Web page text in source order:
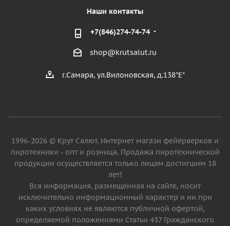
Наши контакты
+7(846)274-74-74
shop@krutsalut.ru
г.Самара, ул.Вилоновская, д.138"Е"
1996-2026 © Крут Салют. Интернет магази фейерверков и
пиротехники - опт и розница. Продажа пиротехнической
продукции осуществляется только лицам достигшим 18
лет!
Вся информация, размещенная на сайте, носит
исключительно информационный характер и ни при
каких условиях не являются публичной офертой,
определяемой положениями Статьи 437 Гражданского